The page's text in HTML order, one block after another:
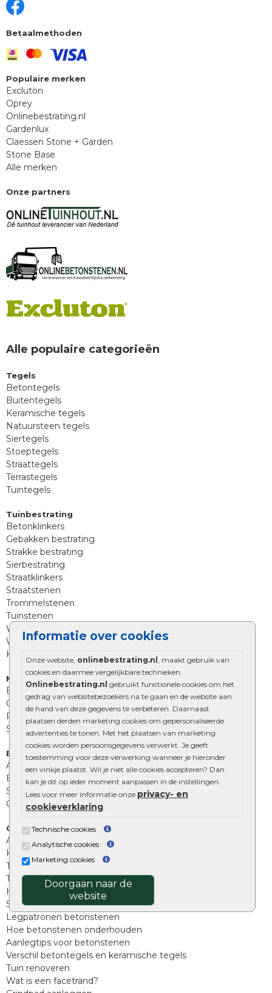
Informatie over cookies
Onze website, onlinebestrating.nl
, maakt gebruik van
cookies en daarmee vergelijkbare technieken.
Onlinebestrating.nl gebruikt functionele cookies om het
gedrag van websitebezoekers na te gaan en de website aan
de hand van deze gegevens te verbeteren. Daarnaast
plaatsen derden marketing cookies om gepersonaliseerde
advertenties te tonen. Met het plaatsen van marketing
cookies worden persoonsgegevens verwerkt. Je geeft
toestemming voor deze verwerking wanneer je hieronder
een vinkje plaatst. Wil je niet alle cookies accepteren? Dan
kan je dit op ieder moment aanpassen in de instellingen.
Lees voor meer informatie onze privacy- en
cookieverklaring
Technische cookies
Analytische cookies
Marketing cookies
Doorgaan naar de
website
Betaalmethoden
Populaire merken
Excluton
Oprey
Onlinebestrating.nl
Gardenlux
Claessen Stone + Garden
Stone Base
Alle merken
Onze partners
Alle populaire categorieën
Tegels
Betontegels
Buitentegels
Keramische tegels
Natuursteen tegels
Siertegels
Stoeptegels
Straattegels
Terrastegels
Tuintegels
Tuinbestrating
Betonklinkers
Gebakken bestrating
Strakke bestrating
Sierbestrating
Straatklinkers
Straatstenen
Trommelstenen
Tuinstenen
Waalformaat
Wildverband bestrating
Kingstones
Muurelementen
Betonbielzen
Opsluitbanden
Palissades
Stapelblokken
Extra benodigdheden
Afwatering en diversen
Beplantings en betonelementen
Split, grind en zand
Oprit tegels
Overig
Aanbiedingen
Kunstgras
Tuintegels outlet
Terrastegels leggen
Hoe richt ik een landelijke tuin in?
Sierbestrating schoonmaken
Legpatronen betonstenen
Hoe betonstenen onderhouden
Aanlegtips voor betonstenen
Verschil betontegels en keramische tegels
Tuin renoveren
Wat is een facetrand?